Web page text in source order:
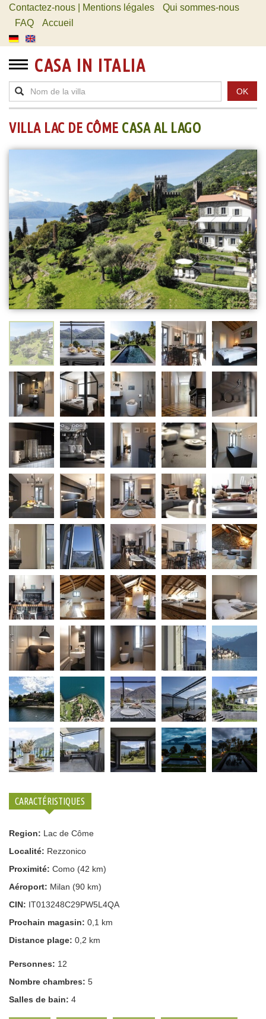
Contactez-nous | Mentions légales
Qui sommes-nous
FAQ
Accueil
CASA IN ITALIA
OK
VILLA LAC DE CÔME CASA AL LAGO
CARACTÉRISTIQUES
Region: Lac de Côme
Localité: Rezzonico
Proximité: Como (42 km)
Aéroport: Milan (90 km)
CIN: IT013248C29PW5L4QA
Prochain magasin: 0,1 km
Distance plage: 0,2 km
Personnes: 12
Nombre chambres: 5
Salles de bain: 4